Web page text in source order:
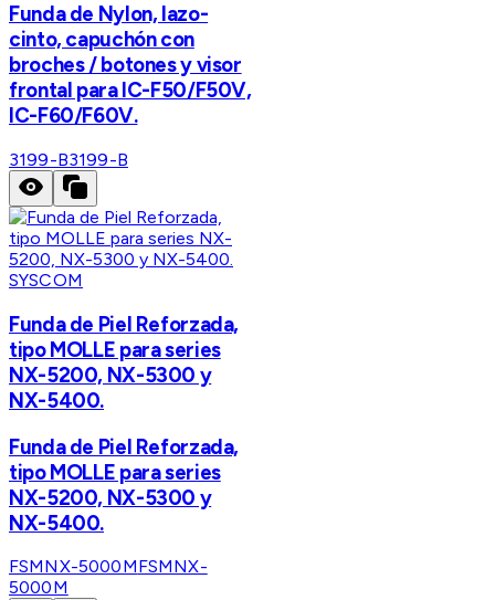
Funda de Nylon, lazo-
cinto, capuchón con
broches / botones y visor
frontal para IC-F50/F50V,
IC-F60/F60V.
3199-B3199-B
SYSCOM
Funda de Piel Reforzada,
tipo MOLLE para series
NX-5200, NX-5300 y
NX-5400.
Funda de Piel Reforzada,
tipo MOLLE para series
NX-5200, NX-5300 y
NX-5400.
FSMNX-5000MFSMNX-
5000M